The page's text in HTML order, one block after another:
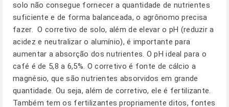
solo não consegue fornecer a quantidade de nutrientes
suficiente e de forma balanceada, o agrônomo precisa
fazer. O corretivo de solo, além de elevar o pH (reduzir a
acidez e neutralizar o alumínio), é importante para
aumentar a absorção dos nutrientes. O pH ideal para o
café é de 5,8 a 6,5%. O corretivo é fonte de cálcio a
magnésio, que são nutrientes absorvidos em grande
quantidade. Ou seja, além de corretivo, ele é fertilizante.
Também tem os fertilizantes propriamente ditos, fontes